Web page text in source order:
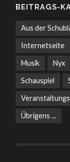
BEITRAGS-
Aus der
Internetseite
Musik Nyx
Schauspiel
Übrigens ...